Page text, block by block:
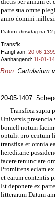
dictis per annum et
parte sua omne
anno domini
Datum: dinsdag na 12
Transfix.
Hangt aan: 20-06-1399
Aanhangend: 11-01-
Bron: Cartularium
20-05-1407.
Transfixa supra
Universis presencia
bomell notum
optulit pro centum
transfixa et omnia
hereditarie
facere renunciare
Promittens eciam
et earum contentis
Et deponere ex
litterarum Datum